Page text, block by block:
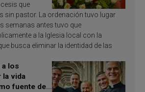
que
sin pastor. La ordenación tuvo lugar
semanas antes tuvo que
a la Iglesia local con la
busca eliminar la identidad de las
a los
la vida
fuente de